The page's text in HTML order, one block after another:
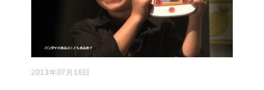
2013年07月18日